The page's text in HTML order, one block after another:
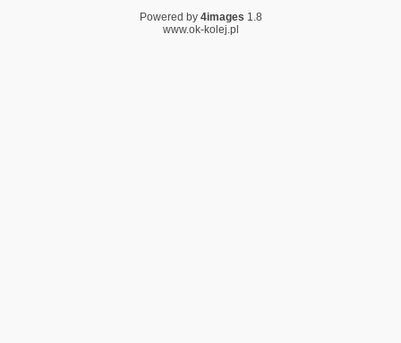
Powered by 4images 1.8
www.ok-kolej.pl